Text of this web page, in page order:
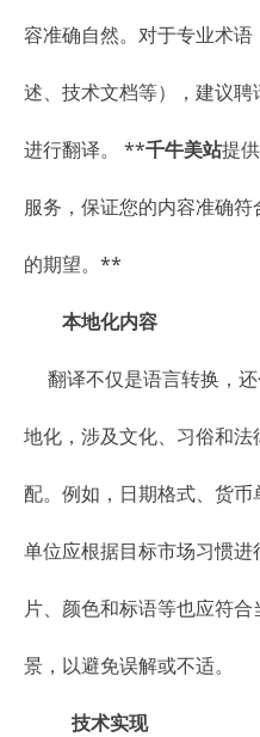
容准确自然。对于专业术语
述、技术文档等），建议聘
进行翻译。 **千牛美站提
服务，保证您的内容准确符
的期望。**
本地化内容
翻译不仅是语言转换，还
地化，涉及文化、习俗和法
配。例如，日期格式、货币
单位应根据目标市场习惯进
片、颜色和标语等也应符合
景，以避免误解或不适。
技术实现